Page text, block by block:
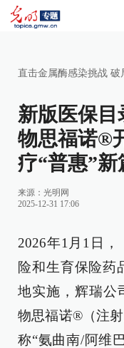
直击金属酶感染挑战 破
新版医保
物思福诺®
疗“普惠”新
来源： 光明网
2025-12-31 17:06
2026年1月1日
险和生育保险药
地实施，辉瑞公
物思福诺®（注
称“氨曲南/阿维